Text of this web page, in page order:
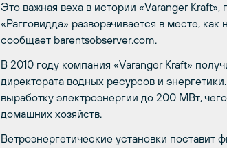
Это важная веха в истории «Varanger
«Рагговидда» разворачивается в месте,
сообщает barentsobserver.com.
В 2010 году компания «Varanger Kraft»
директората водных ресурсов и
выработку электроэнергии до 200 МВт,
домашних хозяйств.
Ветроэнергетические установки поставит